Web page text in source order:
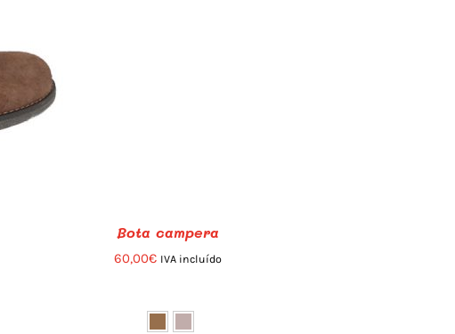
Bota campera
60,00€ IVA incluído